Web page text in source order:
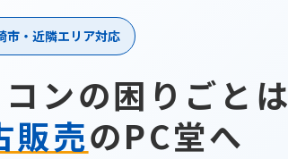
市・近隣エリア対応
ンの困りごとは
販売のPC堂へ